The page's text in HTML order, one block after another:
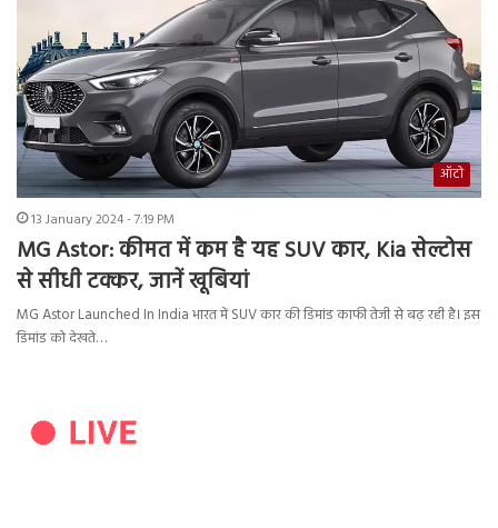
ऑटो
13 January 2024 - 7:19 PM
MG Astor: कीमत में कम है यह SUV कार, Kia सेल्टोस
से सीधी टक्कर, जानें खूबियां
MG Astor Launched In India भारत में SUV कार की डिमांड काफी तेजी से बढ़ रही है। इस
डिमांड को देखते…